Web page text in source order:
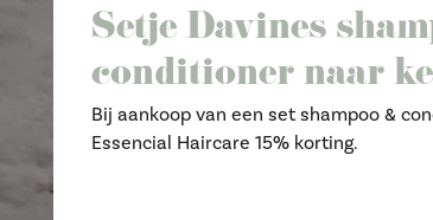
Setje Davines
conditioner naar
Bij aankoop van een set shampoo &
Essencial Haircare 15% korting.